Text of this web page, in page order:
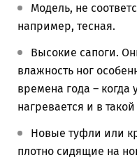
Модель, не
например, тесная.
Высокие сапоги.
влажность ног
времена года – когда
нагревается и в
Новые туфли или
плотно сидящие на